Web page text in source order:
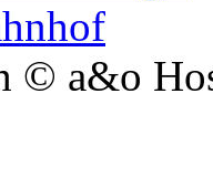
© a&o